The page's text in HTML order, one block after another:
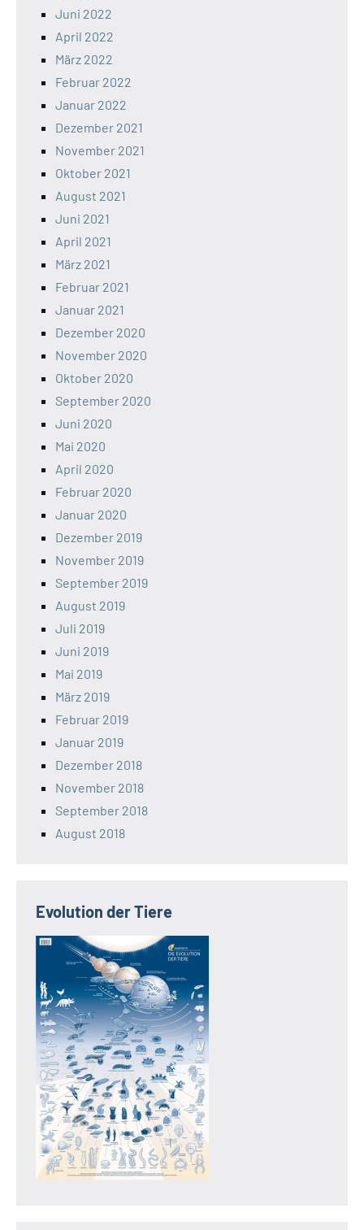
Juni 2022
April 2022
März 2022
Februar 2022
Januar 2022
Dezember 2021
November 2021
Oktober 2021
August 2021
Juni 2021
April 2021
März 2021
Februar 2021
Januar 2021
Dezember 2020
November 2020
Oktober 2020
September 2020
Juni 2020
Mai 2020
April 2020
Februar 2020
Januar 2020
Dezember 2019
November 2019
September 2019
August 2019
Juli 2019
Juni 2019
Mai 2019
März 2019
Februar 2019
Januar 2019
Dezember 2018
November 2018
September 2018
August 2018
Evolution der Tiere